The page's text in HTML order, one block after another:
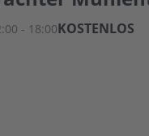
- 18:00KOSTENLOS